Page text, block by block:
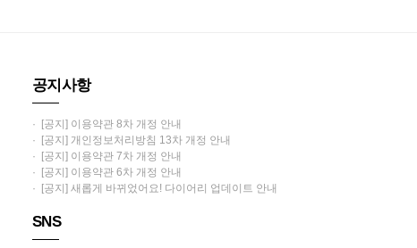
공지사항
· [공지] 이용약관 8차 개정 안내
· [공지] 개인정보처리방침 13차 개정 안내
· [공지] 이용약관 7차 개정 안내
· [공지] 이용약관 6차 개정 안내
· [공지] 새롭게 바뀌었어요! 다이어리 업데이트 안내
SNS